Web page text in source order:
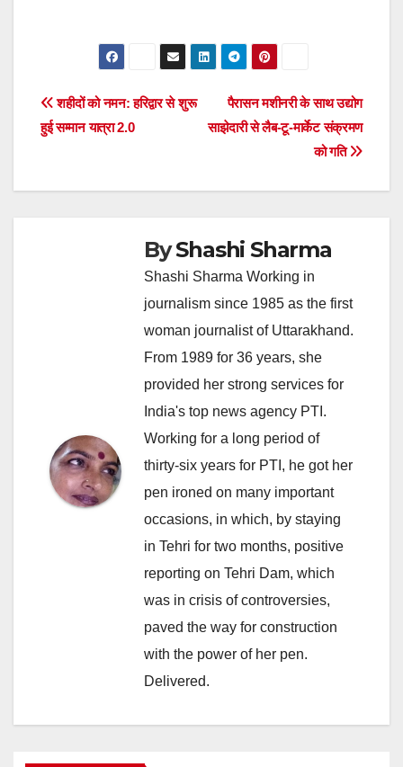
Post
navigation
पैरासन मशीनरी के साथ उद्योग
साझेदारी से लैब-टू-मार्केट संक्रमण
को गति
शहीदों को नमन: हरिद्वार से शुरू
हुई सम्मान यात्रा 2.0
ByShashi Sharma
Shashi Sharma Working in
journalism since 1985 as the first
woman journalist of Uttarakhand.
From 1989 for 36 years, she
provided her strong services for
India's top news agency PTI.
Working for a long period of
thirty-six years for PTI, he got her
pen ironed on many important
occasions, in which, by staying
in Tehri for two months, positive
reporting on Tehri Dam, which
was in crisis of controversies,
paved the way for construction
with the power of her pen.
Delivered.